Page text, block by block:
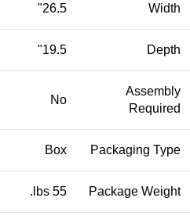
Width
26.5"
Depth
19.5"
Assembly
Required
No
Packaging Type
Box
Package Weight
55 lbs.